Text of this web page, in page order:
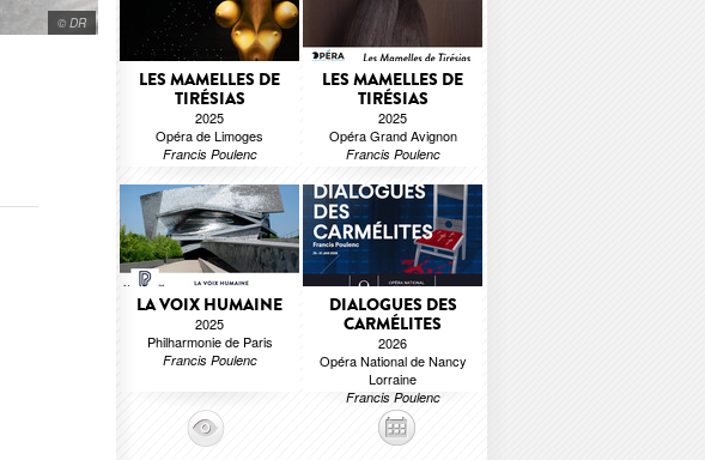
© DR
LES MAMELLES DE
TIRÉSIAS
2025
Opéra de Limoges
Francis Poulenc
LES MAMELLES DE
TIRÉSIAS
2025
Opéra Grand Avignon
Francis Poulenc
LA VOIX HUMAINE
2025
Philharmonie de Paris
Francis Poulenc
DIALOGUES DES
CARMÉLITES
2026
Opéra National de Nancy
Lorraine
Francis Poulenc